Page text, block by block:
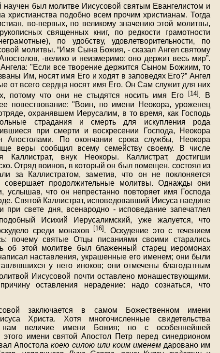
научен был молитве Иисусовой святым Евангелистом и
подобно всем прочим христианам. Тогда
во-первых, по великому значению этой молитвы,
священных книг, по редкости грамотности
по удобству, удовлетворительности, по
молитвы. “Имя Сына Божия, - сказал Ангел святому
-велико и неизмеримо: оно держит весь мир”.
"Если все творение держится Сыном Божиим, то
Им, носят имя Его и ходят в заповедях Его?” Ангел
от всего сердца носят имя Его. Он Сам служит для них
потому что они не стыдятся носить имя Его
[14]. В
повествование: "Воин, по имени Неокора, уроженец
охранявшем Иерусалим, в то время, как Господь
страдания и смерть для искупления рода
при смерти и воскресении Господа, Неокора
По окончании срока службы, Неокора
веры сообщил всему семейству своему. В числе
Каллистрат, внук Неокоры. Каллистрат, достигши
Отряд воинов, в который он был помещен, состоял из
за Каллистратом, заметив, что он не поклоняется
продолжительные молитвы. Однажды они
услышав, что он непрестанно повторяет имя Господа
Святой Каллистрат, исповедовавший Иисуса наедине
свете дня, всенародно - исповедание запечатлел
Исихий Иерусалимский, уже жалуется, что
среди монахов
[16] . Оскудение это с течением
почему святые Отцы писаниями своими старались
об этой молитве был блаженный старец иеромонах
наставления, украшенные его именем; они были
у него иноков; они отмечены благодатным
Иисусовой почти оставлено монашествующими.
оставления нерадение: надо сознаться, что
заключается в самом Божественном имени
Христа. Хотя многочисленные свидетельства
нам величие имени Божия; но с особеннейшей
этого имени святой Апостол Петр перед синедрионом
Апостолакоею силою или коим именемдаровано им